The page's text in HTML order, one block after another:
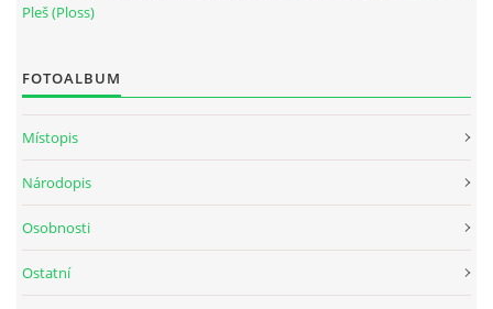
Pleš (Ploss)
FOTOALBUM
Místopis
Národopis
Osobnosti
Ostatní